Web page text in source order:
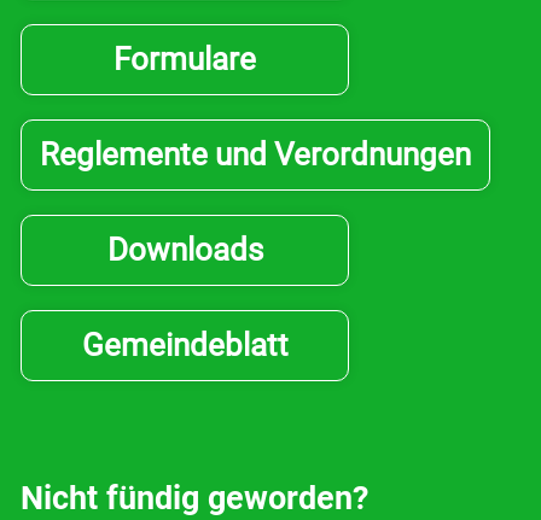
Formulare
Reglemente und Verordnungen
Downloads
Gemeindeblatt
Nicht fündig geworden?